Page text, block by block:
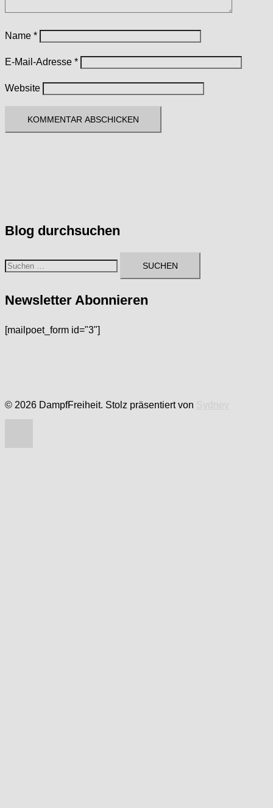
Name *
E-Mail-Adresse *
Website
Blog durchsuchen
Suchen
Newsletter Abonnieren
[mailpoet_form id="3"]
© 2026 DampfFreiheit. Stolz präsentiert von